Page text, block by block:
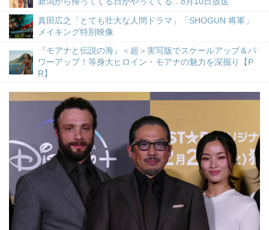
真田広之「とても壮大な人間ドラマ」「SHOGUN 将軍」
メイキング特別映像
『モアナと伝説の海』＜超＞実写版でスケールアップ＆パ
ワーアップ！等身大ヒロイン・モアナの魅力を深掘り【P
R】